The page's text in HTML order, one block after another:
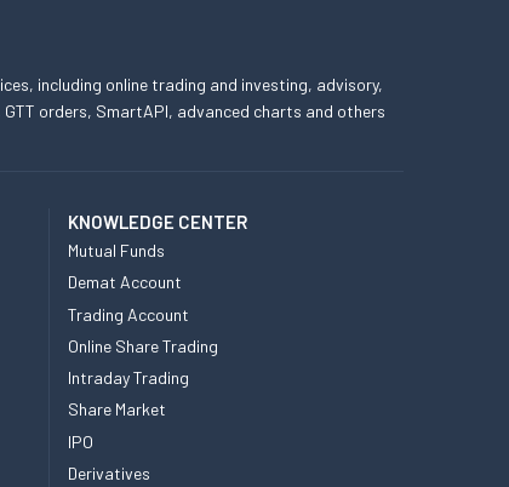
including online trading and investing, advisory,
orders, SmartAPI, advanced charts and others
KNOWLEDGE CENTER
Mutual Funds
Demat Account
Trading Account
Online Share Trading
Intraday Trading
Share Market
IPO
Derivatives